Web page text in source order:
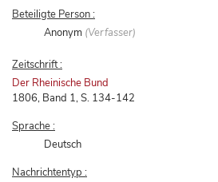
Beteiligte Person :
Anonym (Verfasser)
Zeitschrift :
Der Rheinische Bund
1806, Band 1, S. 134-142
Sprache :
Deutsch
Nachrichtentyp :